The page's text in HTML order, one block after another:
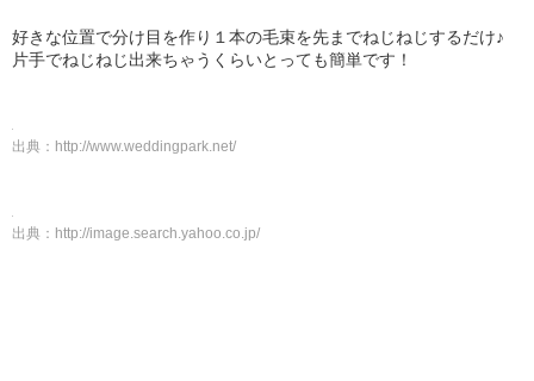
好きな位置で分け目を作り１本の毛束を先までねじねじするだけ♪
片手でねじねじ出来ちゃうくらいとっても簡単です！
出典： http://www.weddingpark.net/
出典： http://image.search.yahoo.co.jp/